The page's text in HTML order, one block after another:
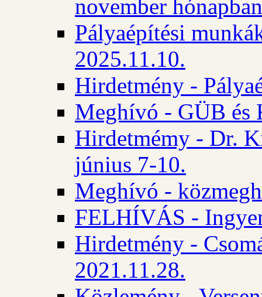
november hónapban
Pályaépítési
2025.11.10.
Hirdetmény -
Meghívó - GÜB és
Hirdetmémy - Dr.
június 7-10.
Meghívó -
FELHÍVÁS -
Hirdetmény -
2021.11.28.